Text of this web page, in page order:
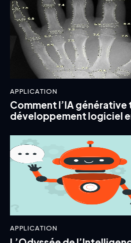
APPLICATION
Comment l’IA
développement logiciel
APPLICATION